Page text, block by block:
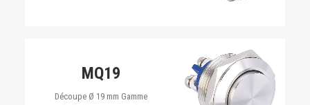
MQ19
Découpe Ø 19 mm Gamme